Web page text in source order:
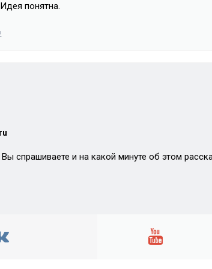
понятна.
спрашиваете и на какой минуте об этом